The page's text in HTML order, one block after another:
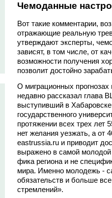
Чемоданные
Вот такие комментарии,
отражающие реальную
утверждают эксперты,
зависят, в том числе, от
возможности получения
позволит достойно
О миграционных прогнозах
недавно рассказал
выступивший в
государственного
протяжении всех трех лет
нет желания уезжать, а от
eastrussia.ru и приводит
выражено в самой молодой
фика региона и не
мира. Именно молодежь -
обязательств и больше
стремлений».